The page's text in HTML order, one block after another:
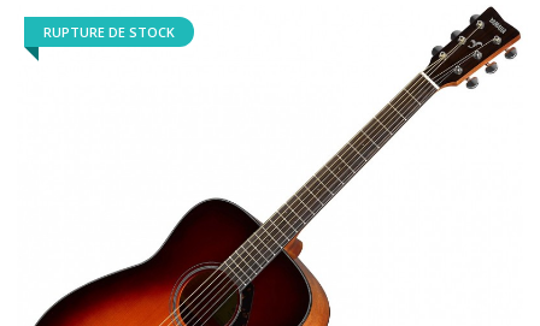
RUPTURE DE STOCK